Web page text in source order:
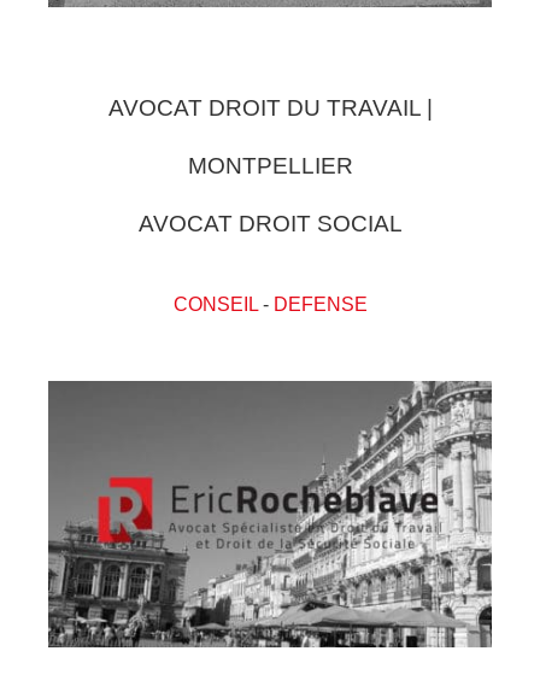
AVOCAT DROIT DU TRAVAIL |
MONTPELLIER
AVOCAT DROIT SOCIAL
CONSEIL- DEFENSE